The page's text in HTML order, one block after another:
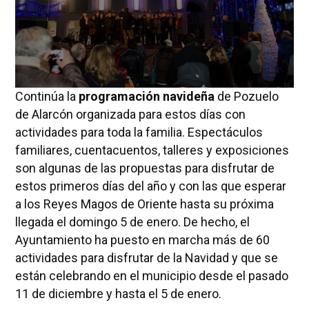
Continúa la programación navideña de Pozuelo
de Alarcón organizada para estos días con
actividades para toda la familia. Espectáculos
familiares, cuentacuentos, talleres y exposiciones
son algunas de las propuestas para disfrutar de
estos primeros días del año y con las que esperar
a los Reyes Magos de Oriente hasta su próxima
llegada el domingo 5 de enero. De hecho, el
Ayuntamiento ha puesto en marcha más de 60
actividades para disfrutar de la Navidad y que se
están celebrando en el municipio desde el pasado
11 de diciembre y hasta el 5 de enero.